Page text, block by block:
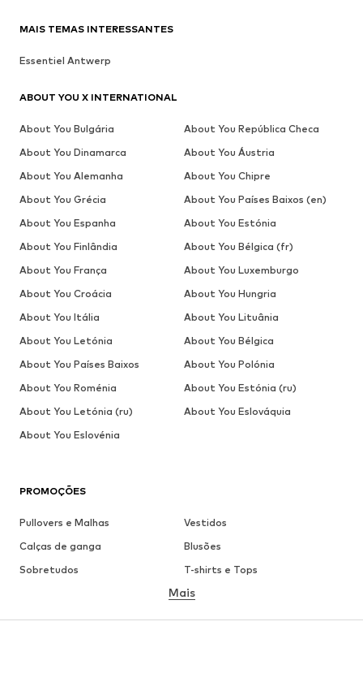
PROMOÇÕES
Pullovers e Malhas
Vestidos
Calças de ganga
Blusões
Sobretudos
T-shirts e Tops
Roupa interior
Mais
MAIS TEMAS INTERESSANTES
Essentiel Antwerp
ABOUT YOU X INTERNATIONAL
About You Bulgária
About You República Checa
About You Dinamarca
About You Áustria
About You Alemanha
About You Chipre
About You Grécia
About You Países Baixos (en)
About You Espanha
About You Estónia
About You Finlândia
About You Bélgica (fr)
About You França
About You Luxemburgo
About You Croácia
About You Hungria
About You Itália
About You Lituânia
About You Letónia
About You Bélgica
About You Países Baixos
About You Polónia
About You Roménia
About You Estónia (ru)
About You Letónia (ru)
About You Eslováquia
About You Eslovénia